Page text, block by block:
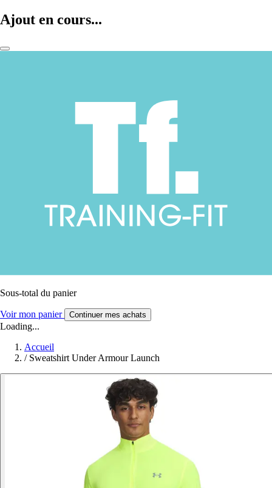
Ajout en cours...
Sous-total du panier
Voir mon panier Continuer mes achats
Loading...
Accueil
/ Sweatshirt Under Armour Launch